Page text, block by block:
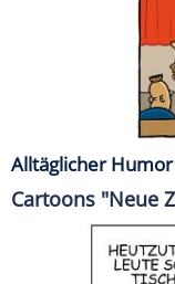
Alltäglicher
Cartoons "Neue